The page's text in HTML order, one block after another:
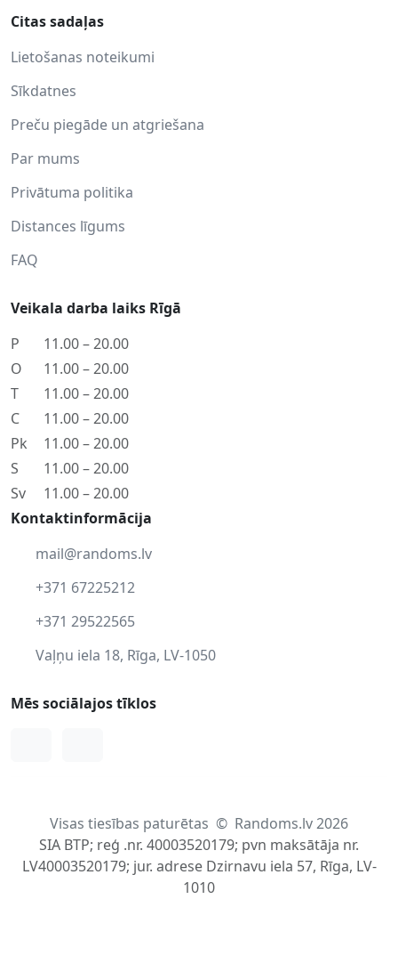
Citas sadaļas
Lietošanas noteikumi
Sīkdatnes
Preču piegāde un atgriešana
Par mums
Privātuma politika
Distances līgums
FAQ
Veikala darba laiks Rīgā
P
11.00 – 20.00
O
11.00 – 20.00
T
11.00 – 20.00
C
11.00 – 20.00
Pk
11.00 – 20.00
S
11.00 – 20.00
Sv
11.00 – 20.00
Kontaktinformācija
mail@randoms.lv
+371 67225212
+371 29522565
Vaļņu iela 18, Rīga, LV-1050
Mēs sociālajos tīklos
Visas tiesības paturētas © Randoms.lv 2026
SIA BTP; reģ .nr. 40003520179; pvn maksātāja nr.
LV40003520179; jur. adrese Dzirnavu iela 57, Rīga, LV-
1010